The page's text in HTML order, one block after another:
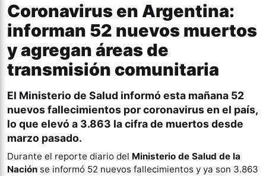
Coronavirus en Argentina:
informan 52 nuevos muertos
y agregan áreas de
transmisión comunitaria
El Ministerio de Salud informó esta mañana 52
nuevos fallecimientos por coronavirus en el país,
lo que elevó a 3.863 la cifra de muertos desde
marzo pasado.
Durante el reporte diario del Ministerio de Salud de la
Nación se informó 52 nuevos fallecimientos y ya son 3.863